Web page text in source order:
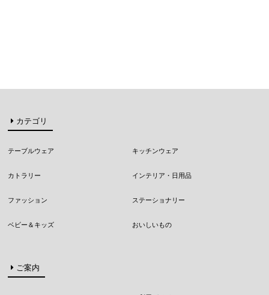
カテゴリ
テーブルウェア キッチンウェア
カトラリー インテリア・日用品
ファッション ステーショナリー
ベビー＆キッズ おいしいもの
ご案内